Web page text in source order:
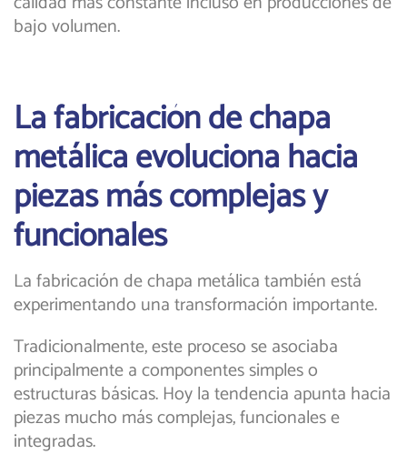
bajo volumen.
La fabricación de chapa
metálica evoluciona hacia
piezas más complejas y
funcionales
La fabricación de chapa metálica también está
experimentando una transformación importante.
Tradicionalmente, este proceso se asociaba
principalmente a componentes simples o
estructuras básicas. Hoy la tendencia apunta hacia
piezas mucho más complejas, funcionales e
integradas.